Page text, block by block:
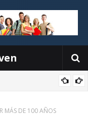
MÁS DE 100 AÑOS